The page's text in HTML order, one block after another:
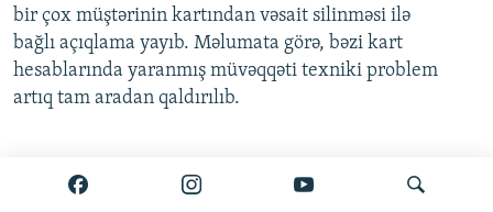
bir çox müştərinin kartından vəsait silinməsi ilə
bağlı açıqlama yayıb. Məlumata görə, bəzi kart
hesablarında yaranmış müvəqqəti texniki problem
artıq tam aradan qaldırılıb.
Ətraflı burada oxuyun